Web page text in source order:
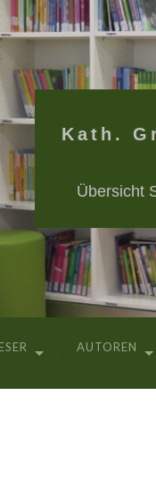
Kath.
Übersicht
AUTOREN